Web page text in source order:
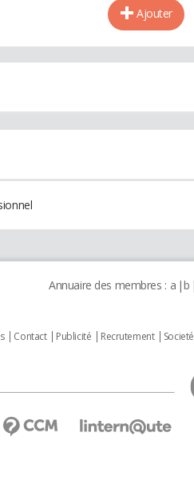
Ajouter
Annuaire des membres : a b
Contact Publicité Recrutement Societé